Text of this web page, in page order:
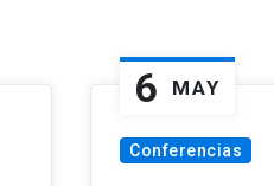
6 MAY
Conferencias